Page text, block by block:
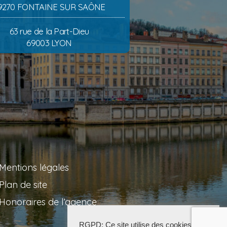
FONTAINE SUR SAÔNE
63 rue de la Part-Dieu
69003 LYON
légales
de site
de l’agence
RGPD: Ce site utilise des cookies pour